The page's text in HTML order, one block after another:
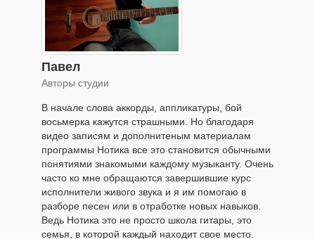
Павел
Авторы студии
В начале слова аккорды, аппликатуры, бой
восьмерка кажутся страшными. Но благодаря
видео записям и дополнитеным материалам
программы Нотика все это становится обычными
понятиями знакомыми каждому музыканту. Очень
часто ко мне обращаются завершившие курс
исполнители живого звука и я им помогаю в
разборе песен или в отработке новых навыков.
Ведь Нотика это не просто школа гитары, это
семья, в которой каждый находит свое место.